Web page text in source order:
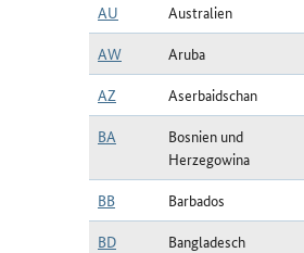
AU
Australien
AW
Aruba
AZ
Aserbaidschan
BA
Bosnien und
Herzegowina
BB
Barbados
BD
Bangladesch